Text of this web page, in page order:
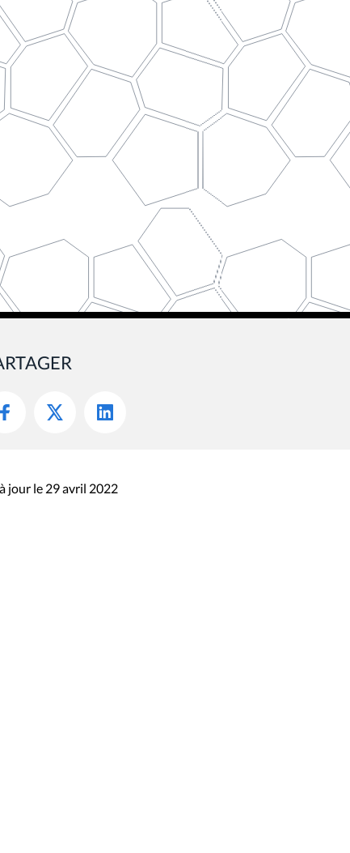
jour le 29 avril 2022